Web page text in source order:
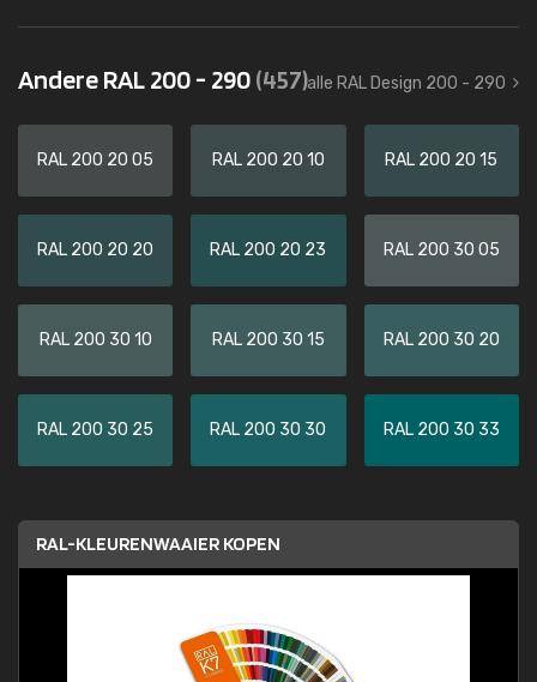
Andere RAL 200 - 290(457)alle RAL Design 200 - 290
RAL 200 20 05 RAL 200 20 10 RAL 200 20 15
RAL 200 20 20 RAL 200 20 23 RAL 200 30 05
RAL 200 30 10 RAL 200 30 15 RAL 200 30 20
RAL 200 30 25 RAL 200 30 30 RAL 200 30 33
RAL-KLEURENWAAIER KOPEN